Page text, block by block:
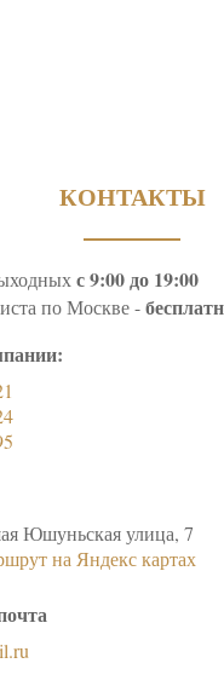
КОНТАКТЫ
с 9:00 до 19:00
по Москве -
Юшуньская улица, 7
на Яндекс картах